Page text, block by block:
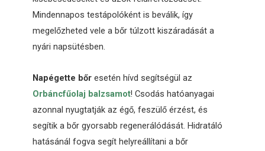
Mindennapos testápolóként is beválik, így
megelőzheted vele a bőr túlzott kiszáradását a
nyári napsütésben.
Napégette bőr esetén hívd segítségül az
Orbáncfűolaj balzsamot! Csodás hatóanyagai
azonnal nyugtatják az égő, feszülő érzést, és
segítik a bőr gyorsabb regenerálódását. Hidratáló
hatásánál fogva segít helyreállítani a bőr